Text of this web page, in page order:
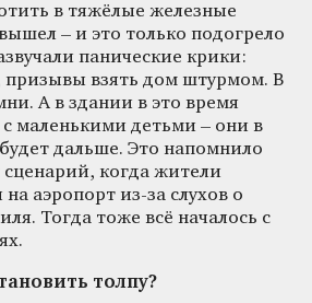
в тяжёлые железные
– и это только подогрело
панические крики:
призывы взять дом штурмом. В
А в здании в это время
с маленькими детьми – они в
дальше. Это напомнило
сценарий, когда жители
аэропорт из‑за слухов о
Тогда тоже всё началось с
толпу?